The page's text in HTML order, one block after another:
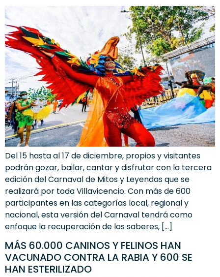
Del 15 hasta al 17 de diciembre, propios y visitantes
podrán gozar, bailar, cantar y disfrutar con la tercera
edición del Carnaval de Mitos y Leyendas que se
realizará por toda Villavicencio. Con más de 600
participantes en las categorías local, regional y
nacional, esta versión del Carnaval tendrá como
enfoque la recuperación de los saberes, […]
MÁS 60.000 CANINOS Y FELINOS HAN
VACUNADO CONTRA LA RABIA Y 600 SE
HAN ESTERILIZADO